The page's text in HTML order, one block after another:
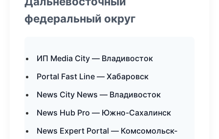
федеральный округ
ИП Media City — Владивосток
Portal Fast Line — Хабаровск
News City News — Владивосток
News Hub Pro — Южно-Сахалинск
News Expert Portal — Комсомольск-